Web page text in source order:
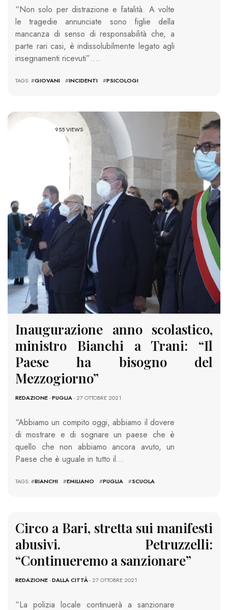
“Non solo per distrazione e fatalità. A volte
le tragedie annunciate sono figlie della
mancanza di senso di responsabilità che, a
parte rari casi, è indissolubilmente legato agli
insegnamenti ricevuti”….
TAGS: #GIOVANI #INCIDENTI #PSICOLOGI
955 VIEWS
Inaugurazione anno scolastico,
ministro Bianchi a Trani: “Il
Paese ha bisogno del
Mezzogiorno”
REDAZIONE-PUGLIA- 27 OTTOBRE 2021
“Abbiamo un compito oggi, abbiamo il dovere
di mostrare e di sognare un paese che è
quello che non abbiamo ancora avuto, un
Paese che è uguale in tutto il…
TAGS: #BIANCHI #EMILIANO #PUGLIA #SCUOLA
Circo a Bari, stretta sui manifesti
abusivi. Petruzzelli:
“Continueremo a sanzionare”
REDAZIONE-DALLA CITTÀ- 27 OTTOBRE 2021
“La polizia locale continuerà a sanzionare